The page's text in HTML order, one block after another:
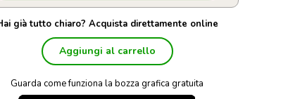
già tutto chiaro? Acquista direttamente online
Aggiungi al carrello
Guarda come funziona la bozza grafica gratuita